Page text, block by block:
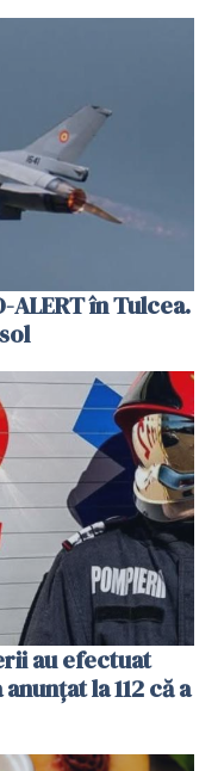
ALERT în Tulcea.
au efectuat
la 112 că a